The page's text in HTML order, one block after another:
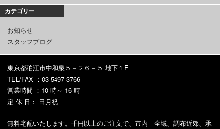
カテゴリー
お知らせ
スタッフブログ
東京都狛江市中和泉５－２６－５ 地下１F
TEL/FAX ：03-5497-3766
営業時間 ：10 時～ 16 時
定 休 日： 日月祝
無料宅配いたします。千円以上のご注文で、市内 全域、調布近郊、承